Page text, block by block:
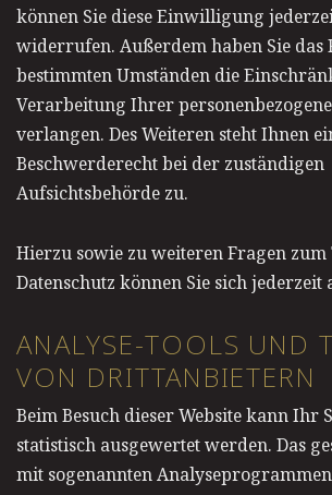
können Sie diese Einwilligung
widerrufen. Außerdem haben Sie das
bestimmten Umständen die
Verarbeitung Ihrer
verlangen. Des Weiteren steht Ihnen
Beschwerderecht bei der zuständigen
Aufsichtsbehörde zu.
Hierzu sowie zu weiteren Fragen zum
Datenschutz können Sie sich jederzeit
ANALYSE-TOOLS UND
VON DRITT­ANBIETERN
Beim Besuch dieser Website kann Ihr
statistisch ausgewertet werden. Das
mit sogenannten